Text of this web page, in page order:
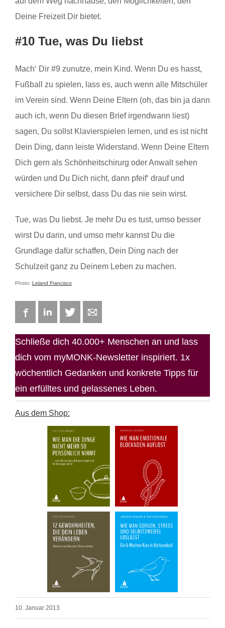
Deine Freizeit Dir bietet.
#10 Tue, was Du liebst
Mach‘ Dir #9 zunutze, mein Kind. Wenn Du es hasst,
Fußball zu spielen, lass es, auch wenn alle Mitschüler
im Verein sind. Wenn Deine Eltern (oh, das bin ja dann
auch ich, wenn Du diesen Brief irgendwann liest)
sagen, Du sollst Klavierspielen lernen, und es ist nicht
Dein Ding, dann leiste Widerstand. Wenn Deine Eltern
Dich gern als Schönheitschirurg oder Anwalt sehen
würden und Du Dich nicht, dann pfeif‘ drauf und
versichere Dir selbst, dass Du das nie sein wirst.
Tue, was Du liebst. Je mehr Du es tust, umso besser
wirst Du darin, und umso mehr kannst Du die
Grundlage dafür schaffen, Dein Ding nach der
Schulzeit ganz zu Deinem Leben zu machen.
Photo: Leland Francisco
FacebookLinkedIn Twitter
Schließe dich 40.000+ Menschen an und lass
dich vom myMONK-Newsletter inspiriert. 1x
wöchentlich Gedanken und konkrete Tipps für
ein erfülltes und gelassenes Leben.
Aus dem Shop:
10. Januar 2013